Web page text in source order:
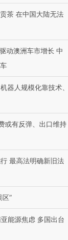
员跨国走私7万
视线
现】寻找100种
生活方式·第三对
CFO
住三
茶 在中国大陆无法
动澳洲车市增长 中
器人规模化靠技术、
或有反弹、出口维持
最高法明确新旧法
区”
能源焦虑 多国出台